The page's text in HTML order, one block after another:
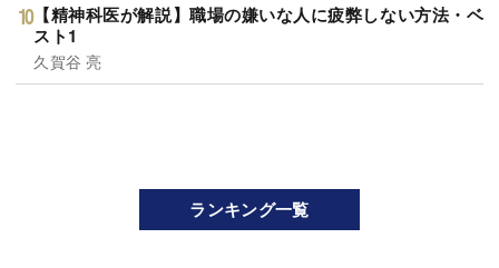
【精神科医が解説】職場の嫌いな人に疲弊しない方法・ベ
スト1
久賀谷 亮
ランキング一覧